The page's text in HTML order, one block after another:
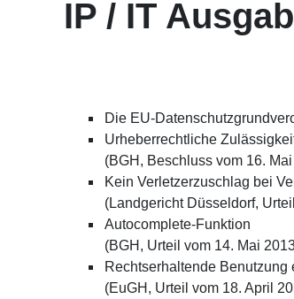
IP / IT
Die EU-
Urheberrechtliche
(BGH, Beschluss vom 16.
Kein Verletzerzuschlag bei
(Landgericht Düsseldorf,
Autocomplete-Funktion
(BGH, Urteil vom 14. Mai
Rechtserhaltende
(EuGH, Urteil vom 18. April